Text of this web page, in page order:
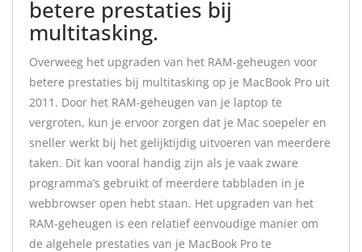
betere prestaties bij
multitasking.
Overweeg het upgraden van het RAM-geheugen voor
betere prestaties bij multitasking op je MacBook Pro uit
2011. Door het RAM-geheugen van je laptop te
vergroten, kun je ervoor zorgen dat je Mac soepeler en
sneller werkt bij het gelijktijdig uitvoeren van meerdere
taken. Dit kan vooral handig zijn als je vaak zware
programma’s gebruikt of meerdere tabbladen in je
webbrowser open hebt staan. Het upgraden van het
RAM-geheugen is een relatief eenvoudige manier om
de algehele prestaties van je MacBook Pro te